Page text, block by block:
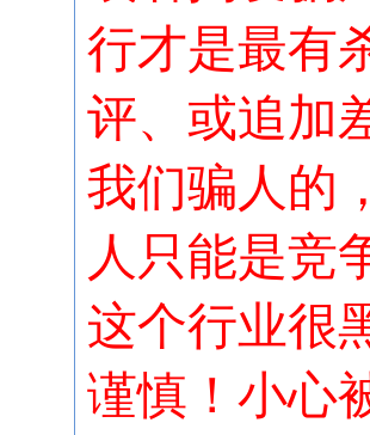
行才是最有
评、或追加
我们骗人的
人只能是竞
这个行业很
谨慎！小心